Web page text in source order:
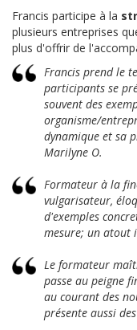
Francis participe à la
plusieurs entreprises
plus d'offrir de
Francis prend le
participants se
souvent des
organisme/
dynamique et sa
Marilyne O.
Formateur à la
vulgarisateur,
d'exemples
mesure; un atout
Le formateur
passe au peigne
au courant des
présente aussi